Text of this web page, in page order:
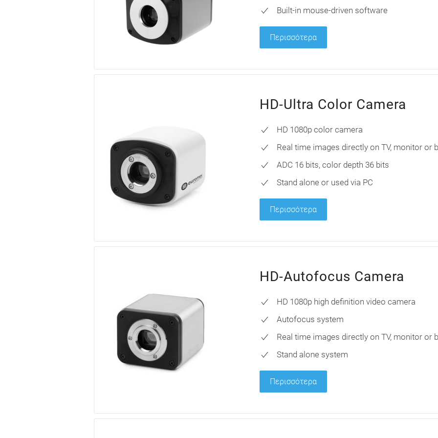
Built-in mouse-driven software
Περισσότερα
HD-Ultra Color Camera
HD 1080p color camera
Real time images directly on TV, monitor or
ADC 16 bits, color depth 36 bits
Stand alone or used via PC
Περισσότερα
HD-Autofocus Camera
HD 1080p high definition video camera
Autofocus system
Real time images directly on TV, monitor or
Stand alone system
Περισσότερα